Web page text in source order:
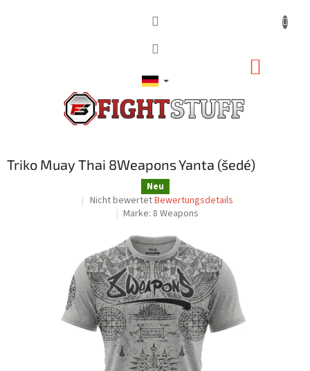
Triko Muay Thai 8Weapons Yanta (šedé)
Neu
Die
durchschnittliche
0,0
von
5
Sternen.
Nicht bewertetBewertungsdetails
Marke: 8 Weapons